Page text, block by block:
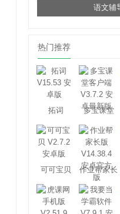
语文辅
热门推荐
拓词 多宝课堂
可可宝贝
作业帮家长
版